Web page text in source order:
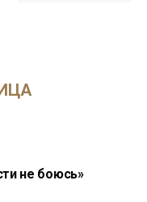
не боюсь»